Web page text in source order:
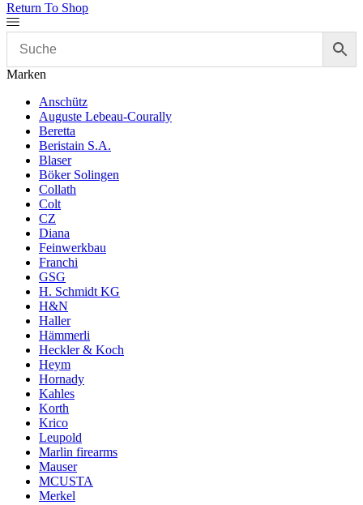
Return To Shop
Marken
Anschütz
Auguste Lebeau-Courally
Beretta
Beristain S.A.
Blaser
Böker Solingen
Collath
Colt
CZ
Diana
Feinwerkbau
Franchi
GSG
H. Schmidt KG
H&N
Haller
Hämmerli
Heckler & Koch
Heym
Hornady
Kahles
Korth
Krico
Leupold
Marlin firearms
Mauser
MCUSTA
Merkel